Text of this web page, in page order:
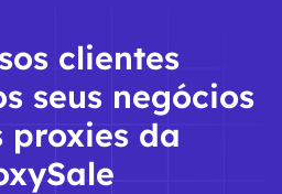
clientes
seus negócios
proxies da